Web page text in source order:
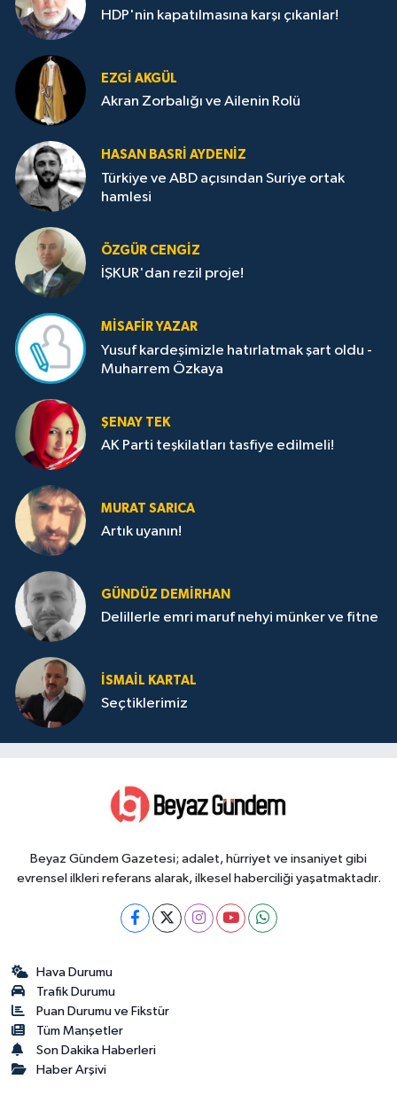
HDP'nin kapatılmasına karşı çıkanlar!
EZGI AKGÜL
Akran Zorbalığı ve Ailenin Rolü
HASAN BASRI AYDENIZ
Türkiye ve ABD açısından Suriye ortak
hamlesi
ÖZGÜR CENGIZ
İŞKUR'dan rezil proje!
MISAFIR YAZAR
Yusuf kardeşimizle hatırlatmak şart oldu -
Muharrem Özkaya
ŞENAY TEK
AK Parti teşkilatları tasfiye edilmeli!
MURAT SARICA
Artık uyanın!
GÜNDÜZ DEMIRHAN
Delillerle emri maruf nehyi münker ve fitne
İSMAIL KARTAL
Seçtiklerimiz
Beyaz Gündem Gazetesi; adalet, hürriyet ve insaniyet gibi
evrensel ilkleri referans alarak, ilkesel haberciliği yaşatmaktadır.
Hava Durumu
Trafik Durumu
Puan Durumu ve Fikstür
Tüm Manşetler
Son Dakika Haberleri
Haber Arşivi